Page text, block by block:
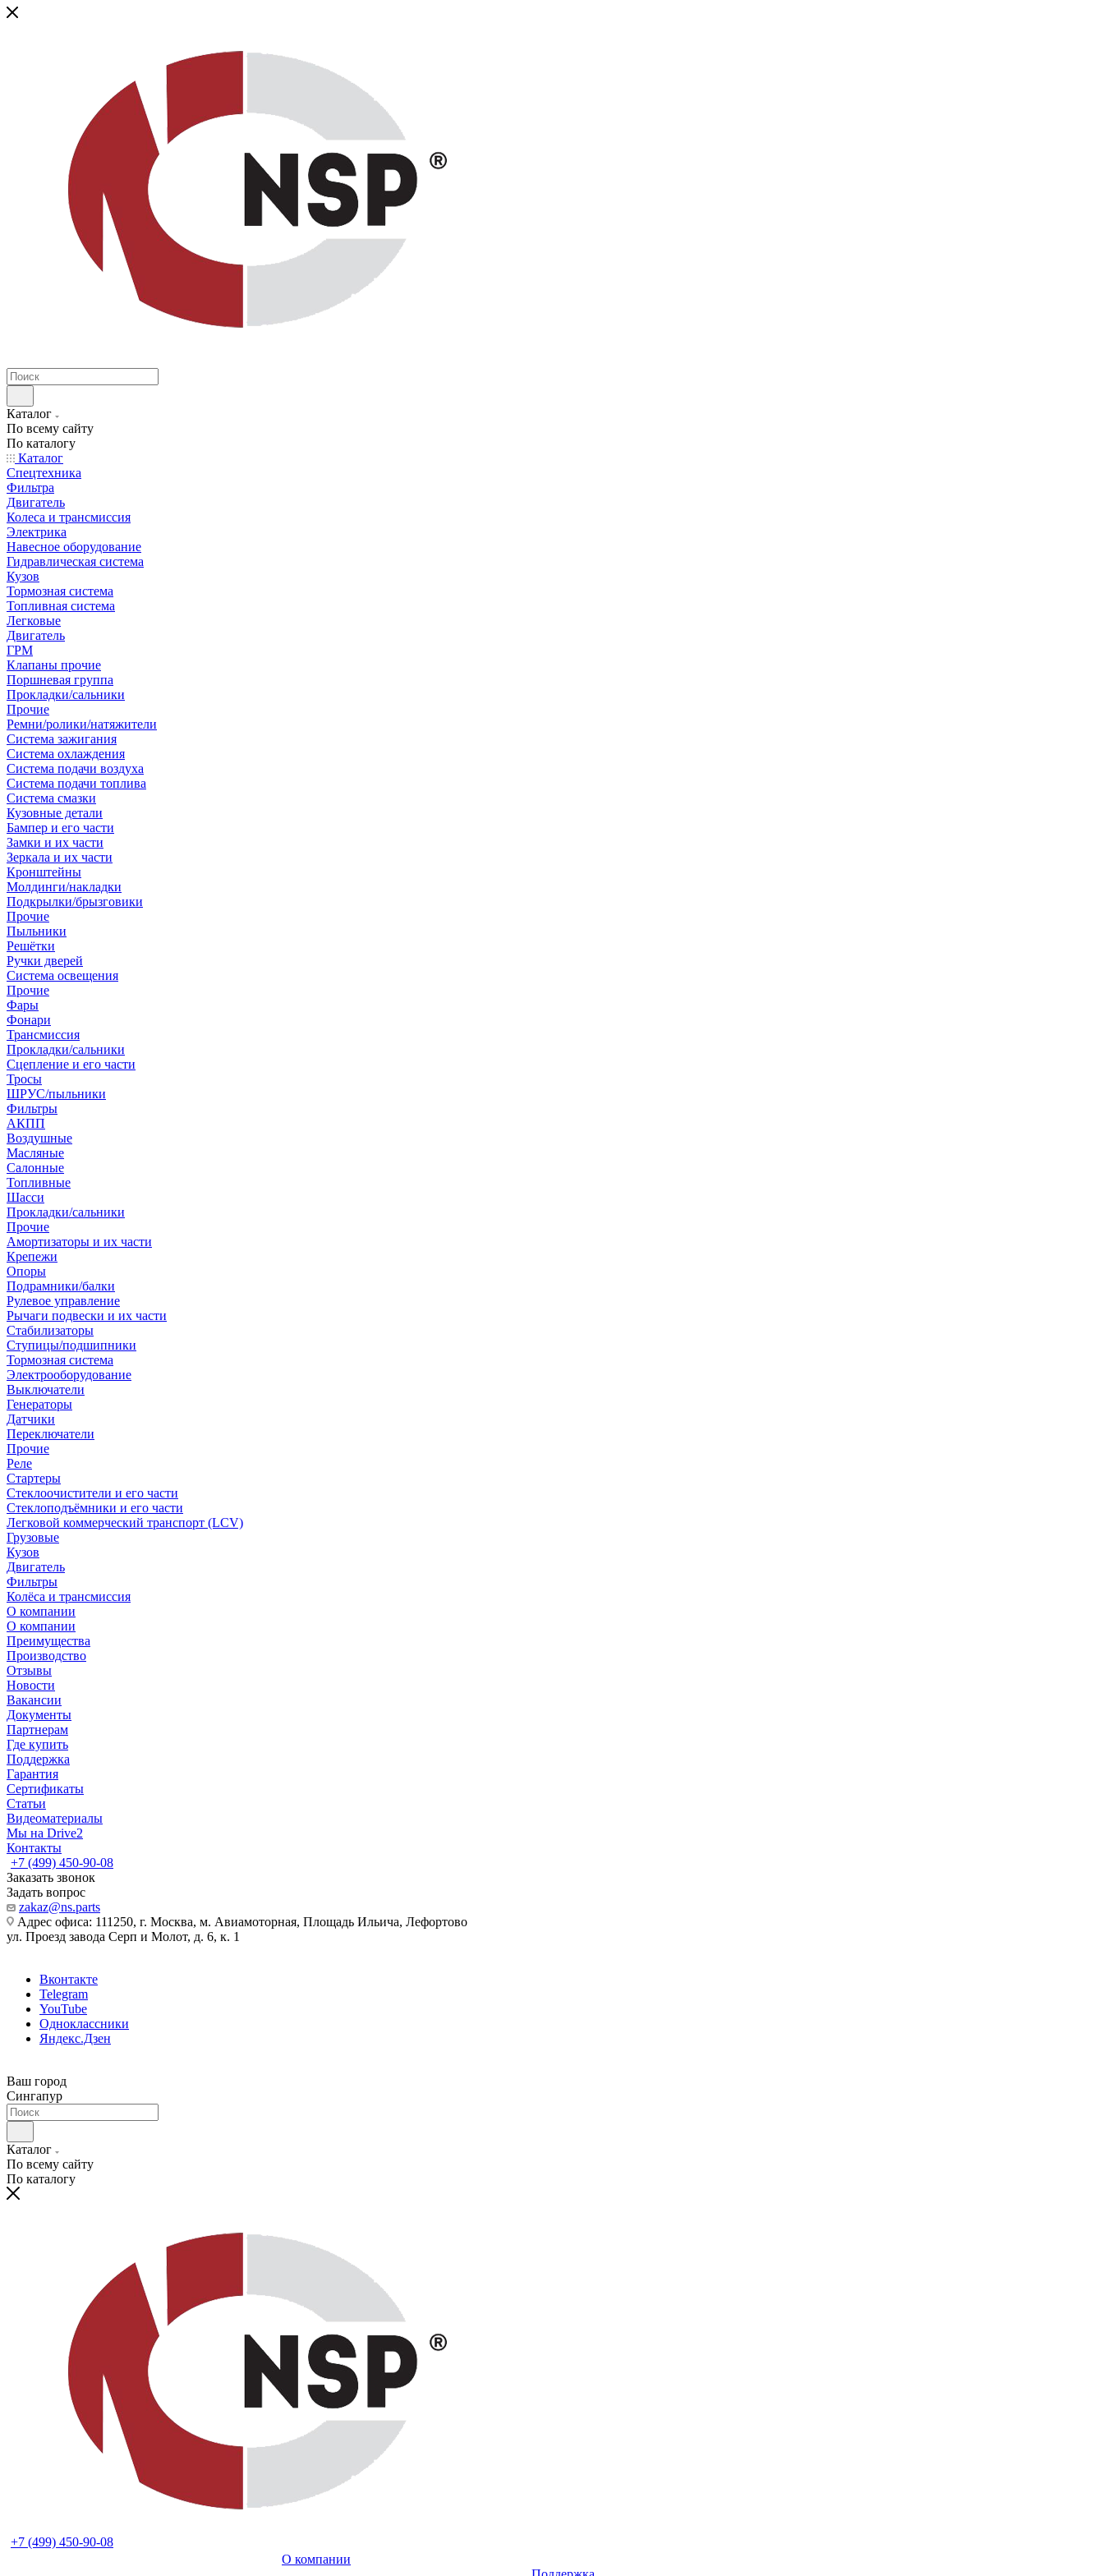
Каталог
По всему сайту
По каталогу
Каталог
Спецтехника
Фильтра
Двигатель
Колеса и трансмиссия
Электрика
Навесное оборудование
Гидравлическая система
Кузов
Тормозная система
Топливная система
Легковые
Двигатель
ГРМ
Клапаны прочие
Поршневая группа
Прокладки/сальники
Прочие
Ремни/ролики/натяжители
Система зажигания
Система охлаждения
Система подачи воздуха
Система подачи топлива
Система смазки
Кузовные детали
Бампер и его части
Замки и их части
Зеркала и их части
Кронштейны
Молдинги/накладки
Подкрылки/брызговики
Прочие
Пыльники
Решётки
Ручки дверей
Система освещения
Прочие
Фары
Фонари
Трансмиссия
Прокладки/сальники
Сцепление и его части
Тросы
ШРУС/пыльники
Фильтры
АКПП
Воздушные
Масляные
Салонные
Топливные
Шасси
Прокладки/сальники
Прочие
Амортизаторы и их части
Крепежи
Опоры
Подрамники/балки
Рулевое управление
Рычаги подвески и их части
Стабилизаторы
Ступицы/подшипники
Тормозная система
Электрооборудование
Выключатели
Генераторы
Датчики
Переключатели
Прочие
Реле
Стартеры
Стеклоочистители и его части
Стеклоподъёмники и его части
Легковой коммерческий транспорт (LCV)
Грузовые
Кузов
Двигатель
Фильтры
Колёса и трансмиссия
О компании
О компании
Преимущества
Производство
Отзывы
Новости
Вакансии
Документы
Партнерам
Где купить
Поддержка
Гарантия
Сертификаты
Статьи
Видеоматериалы
Мы на Drive2
Контакты
+7 (499) 450-90-08
Заказать звонок
Задать вопрос
zakaz@ns.parts
Адрес офиса: 111250, г. Москва, м. Авиамоторная, Площадь Ильича, Лефортово
ул. Проезд завода Серп и Молот, д. 6, к. 1
Вконтакте
Telegram
YouTube
Одноклассники
Яндекс.Дзен
Ваш город
Сингапур
Каталог
По всему сайту
По каталогу
+7 (499) 450-90-08
О компании